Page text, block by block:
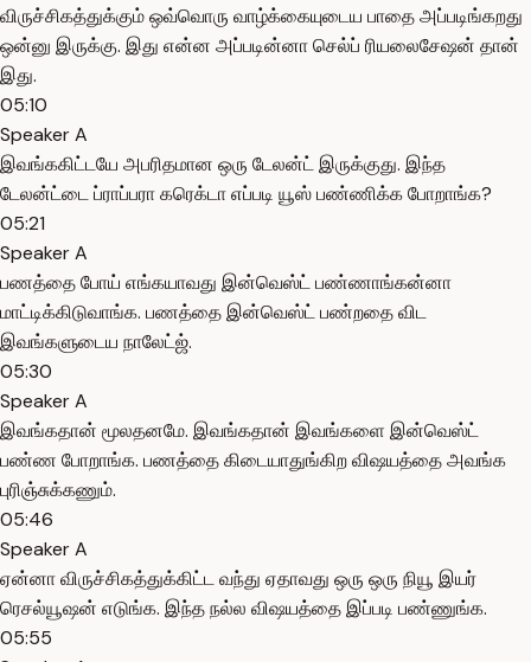
விருச்சிகத்துக்கும் ஒவ்வொரு வாழ்க்கையுடைய பாதை அப்படிங்கறது
ஒன்னு இருக்கு. இது என்ன அப்படின்னா செல்ப் ரியலைசேஷன் தான்
இது.
05:10
Speaker A
இவங்ககிட்டயே அபரிதமான ஒரு டேலன்ட் இருக்குது. இந்த
டேலன்ட்டை ப்ராப்பரா கரெக்டா எப்படி யூஸ் பண்ணிக்க போறாங்க?
05:21
Speaker A
பணத்தை போய் எங்கயாவது இன்வெஸ்ட் பண்ணாங்கன்னா
மாட்டிக்கிடுவாங்க. பணத்தை இன்வெஸ்ட் பண்றதை விட
இவங்களுடைய நாலேட்ஜ்.
05:30
Speaker A
இவங்கதான் மூலதனமே. இவங்கதான் இவங்களை இன்வெஸ்ட்
பண்ண போறாங்க. பணத்தை கிடையாதுங்கிற விஷயத்தை அவங்க
புரிஞ்சுக்கணும்.
05:46
Speaker A
ஏன்னா விருச்சிகத்துக்கிட்ட வந்து ஏதாவது ஒரு ஒரு நியூ இயர்
ரெசல்யூஷன் எடுங்க. இந்த நல்ல விஷயத்தை இப்படி பண்ணுங்க.
05:55